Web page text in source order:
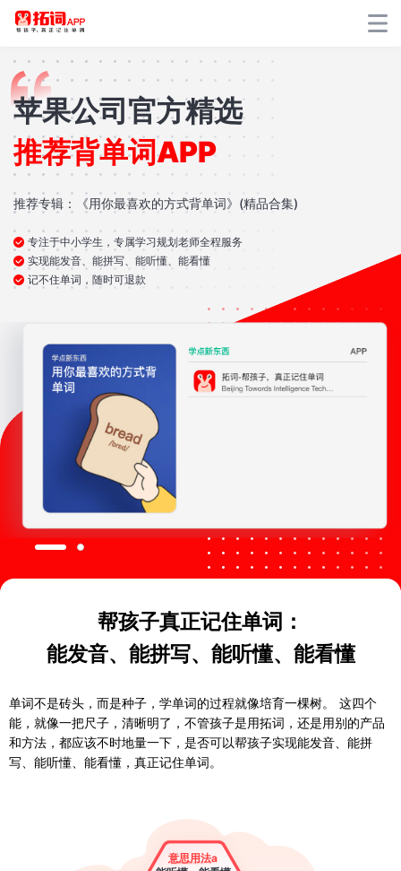
首页
拓词APP
专属服务
拓词薛淡写给您的信
下载
拓词APP的
理论基础/方法论支撑
拓词创始人薛淡多年实践倾情力作
该书由人民邮电出版社出版，被100多位清华北大妈妈们推荐
15年背单词与英语学习实战经验和研究精华
助力每一位家长变身孩子英语学习的超级导师。
帮孩子真正记住单词：
能发音、能拼写、能听懂、能看懂
单词不是砖头，而是种子，学单词的过程就像培育一棵树。 这四个
能，就像一把尺子，清晰明了，不管孩子是用拓词，还是用别的产品
和方法，都应该不时地量一下，是否可以帮孩子实现能发音、能拼
写、能听懂、能看懂，真正记住单词。
意思用法a